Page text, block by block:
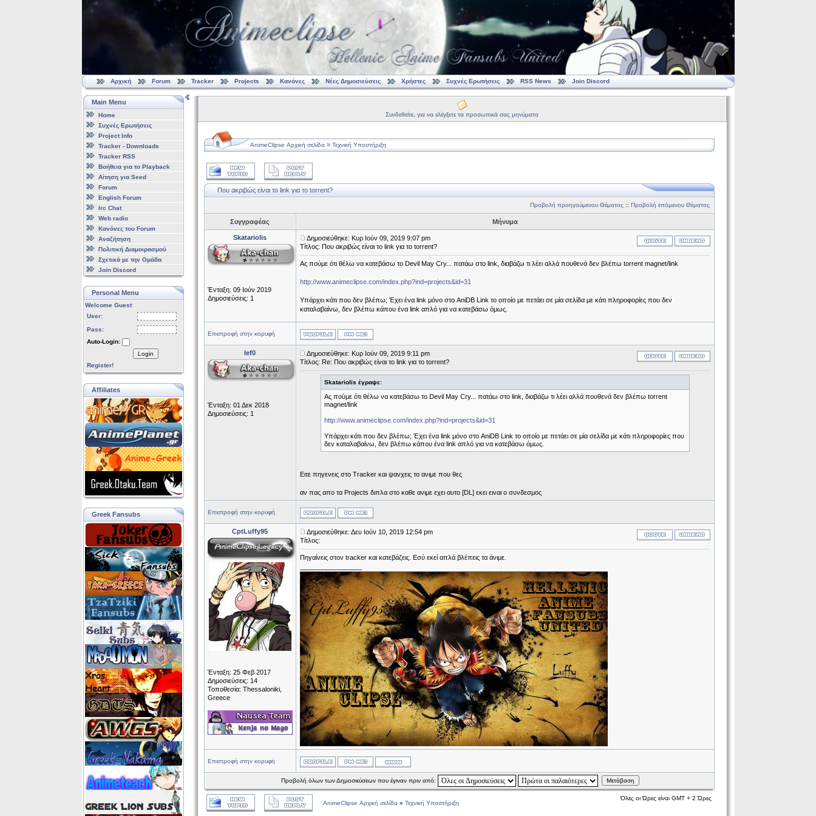
Αρχική Forum Tracker Projects Κανόνες Νέες Δημοσιεύσεις Χρήστες Συχνές Ερωτήσεις RSS News Join Discord
Main Menu
Home
Συχνές Ερωτήσεις
Project Info
Tracker - Downloads
Tracker RSS
Βοήθεια για το Playback
Αίτηση για Seed
Forum
English Forum
Irc Chat
Web radio
Κανόνες του Forum
Αναζήτηση
Πολιτική Διαμοιρασμού
Σχετικά με την Ομάδα
Join Discord
Personal Menu
Welcome Guest
User:
Pass:
Auto-Login:
Login
Register!
Affiliates
Greek Fansubs
Συνδεθείτε, για να ελέγξετε τα προσωπικά σας μηνύματα
AnimeClipse Αρχική σελίδα» Τεχνική Υποστήριξη
Που ακριβώς είναι το link για το torrent?
Προβολή προηγούμενου Θέματος :: Προβολή επόμενου Θέματος
Συγγραφέας Μήνυμα
Skatariolis
Ένταξη: 09 Ιούν 2019
Δημοσιεύσεις: 1
Δημοσιεύθηκε: Κυρ Ιούν 09, 2019 9:07 pm
Τίτλος: Που ακριβώς είναι το link για το torrent?
Ας πούμε ότι θέλω να κατεβάσω το Devil May Cry... πατάω στο link, διαβάζω τι λέει αλλά πουθενά δεν βλέπω torrent magnet/link
http://www.animeclipse.com/index.php?ind=projects&id=31
Υπάρχει κάτι που δεν βλέπω; Έχει ένα link μόνο στο AniDB Link το οποίο με πετάει σε μία σελίδα με κάτι πληροφορίες που δεν
καταλαβαίνω, δεν βλέπω κάπου ένα link απλό για να κατεβάσω όμως.
Επιστροφή στην κορυφή
lef0
Ένταξη: 01 Δεκ 2018
Δημοσιεύσεις: 1
Δημοσιεύθηκε: Κυρ Ιούν 09, 2019 9:11 pm
Τίτλος: Re: Που ακριβώς είναι το link για το torrent?
Skatariolis έγραψε:
Ας πούμε ότι θέλω να κατεβάσω το Devil May Cry... πατάω στο link, διαβάζω τι λέει αλλά πουθενά δεν βλέπω torrent
magnet/link
http://www.animeclipse.com/index.php?ind=projects&id=31
Υπάρχει κάτι που δεν βλέπω; Έχει ένα link μόνο στο AniDB Link το οποίο με πετάει σε μία σελίδα με κάτι πληροφορίες που
δεν καταλαβαίνω, δεν βλέπω κάπου ένα link απλό για να κατεβάσω όμως.
Ειτε πηγενεις στο Tracker και ψανχεις το ανιμε που θες
αν πας απο τα Projects διπλα στο καθε ανιμε εχει αυτο [DL] εκει ειναι ο συνδεσμος
Επιστροφή στην κορυφή
CptLuffy95
Ένταξη: 25 Φεβ 2017
Δημοσιεύσεις: 14
Τοποθεσία: Thessaloniki,
Greece
Δημοσιεύθηκε: Δευ Ιούν 10, 2019 12:54 pm
Τίτλος:
Πηγαίνεις στον tracker και κατεβάζεις. Εσύ εκεί απλά βλέπεις τα άνιμε.
Επιστροφή στην κορυφή
Προβολή όλων των Δημοσιεύσεων που έγιναν πριν από: Μετάβαση
AnimeClipse Αρχική σελίδα» Τεχνική Υποστήριξη
Όλες οι Ώρες είναι GMT + 2 Ώρες